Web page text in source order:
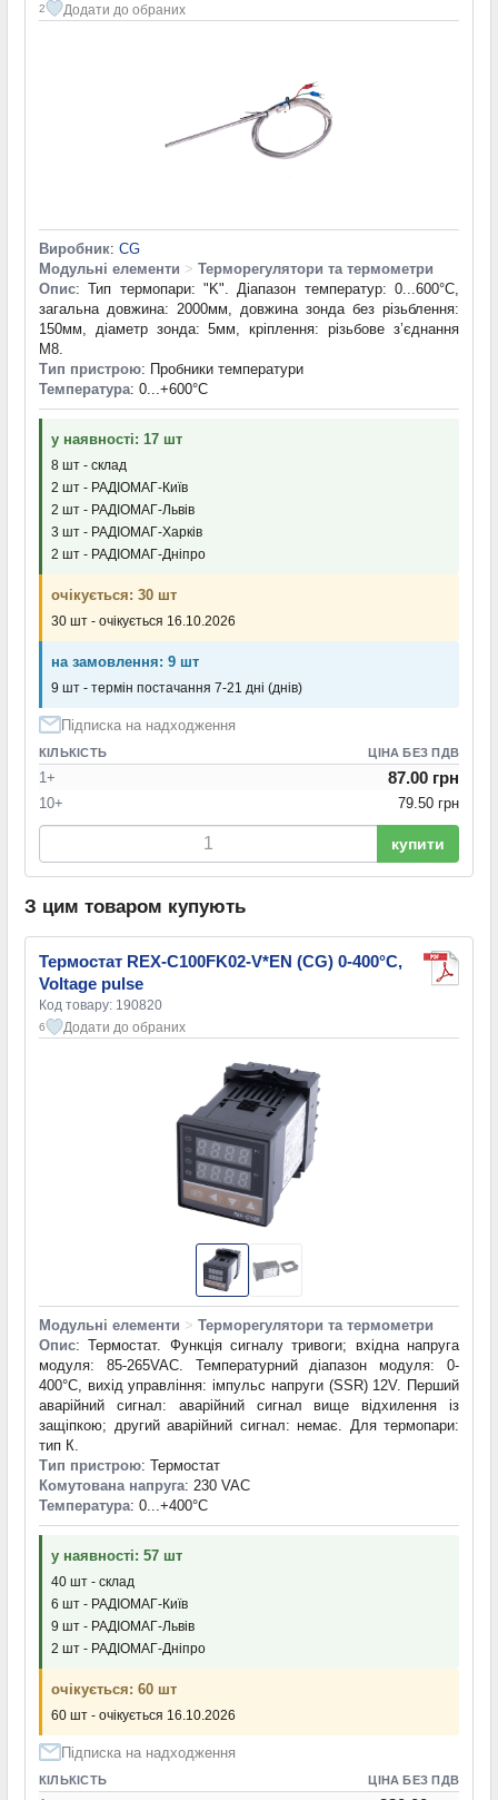
2 Додати до обраних
Виробник: CG
Модульні елементи > Терморегулятори та термометри
Опис: Тип термопари: "K". Діапазон температур: 0...600°C,
загальна довжина: 2000мм, довжина зонда без різьблення:
150мм, діаметр зонда: 5мм, кріплення: різьбове з’єднання
M8.
Тип пристрою: Пробники температури
Температура: 0...+600°С
у наявності: 17 шт
8 шт - склад
2 шт - РАДІОМАГ-Київ
2 шт - РАДІОМАГ-Львів
3 шт - РАДІОМАГ-Харків
2 шт - РАДІОМАГ-Дніпро
очікується: 30 шт
30 шт - очікується 16.10.2026
на замовлення: 9 шт
9 шт - термін постачання 7-21 дні (днів)
Підписка на надходження
КІЛЬКІСТЬ ЦІНА БЕЗ ПДВ
1+ 87.00 грн
10+ 79.50 грн
купити
З цим товаром купують
Термостат REX-C100FK02-V*EN (CG) 0-400°C,
Voltage pulse
Код товару: 190820
6 Додати до обраних
Модульні елементи > Терморегулятори та термометри
Опис: Термостат. Функція сигналу тривоги; вхідна напруга
модуля: 85-265VAC. Температурний діапазон модуля: 0-
400°С, вихід управління: імпульс напруги (SSR) 12V. Перший
аварійний сигнал: аварійний сигнал вище відхилення із
защіпкою; другий аварійний сигнал: немає. Для термопари:
тип К.
Тип пристрою: Термостат
Комутована напруга: 230 VAC
Температура: 0...+400°С
у наявності: 57 шт
40 шт - склад
6 шт - РАДІОМАГ-Київ
9 шт - РАДІОМАГ-Львів
2 шт - РАДІОМАГ-Дніпро
очікується: 60 шт
60 шт - очікується 16.10.2026
Підписка на надходження
КІЛЬКІСТЬ ЦІНА БЕЗ ПДВ